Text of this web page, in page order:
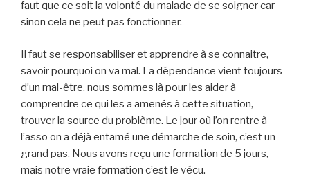
faut que ce soit la volonté du malade de se soigner car
sinon cela ne peut pas fonctionner.
Il faut se responsabiliser et apprendre à se connaitre,
savoir pourquoi on va mal. La dépendance vient toujours
d’un mal-être, nous sommes là pour les aider à
comprendre ce qui les a amenés à cette situation,
trouver la source du problème. Le jour où l’on rentre à
l’asso on a déjà entamé une démarche de soin, c’est un
grand pas. Nous avons reçu une formation de 5 jours,
mais notre vraie formation c’est le vécu.